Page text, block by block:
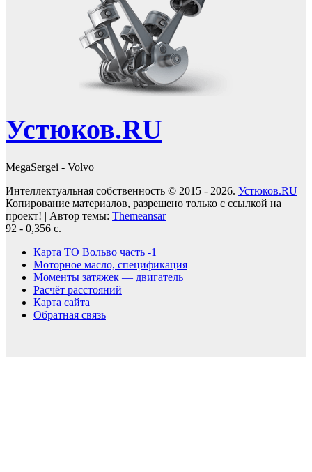
Устюков.RU
MegaSergei - Volvo
Интеллектуальная собственность © 2015 - 2026. Устюков.RU
Копирование материалов, разрешено только с ссылкой на
проект! | Автор темы: Themeansar
92 - 0,356 с.
Карта ТО Вольво часть -1
Моторное масло, спецификация
Моменты затяжек — двигатель
Расчёт расстояний
Карта сайта
Обратная связь